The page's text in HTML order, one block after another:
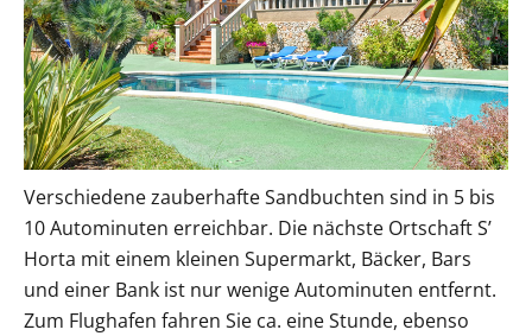
Verschiedene zauberhafte Sandbuchten sind in 5 bis
10 Autominuten erreichbar. Die nächste Ortschaft S’
Horta mit einem kleinen Supermarkt, Bäcker, Bars
und einer Bank ist nur wenige Autominuten entfernt.
Zum Flughafen fahren Sie ca. eine Stunde, ebenso